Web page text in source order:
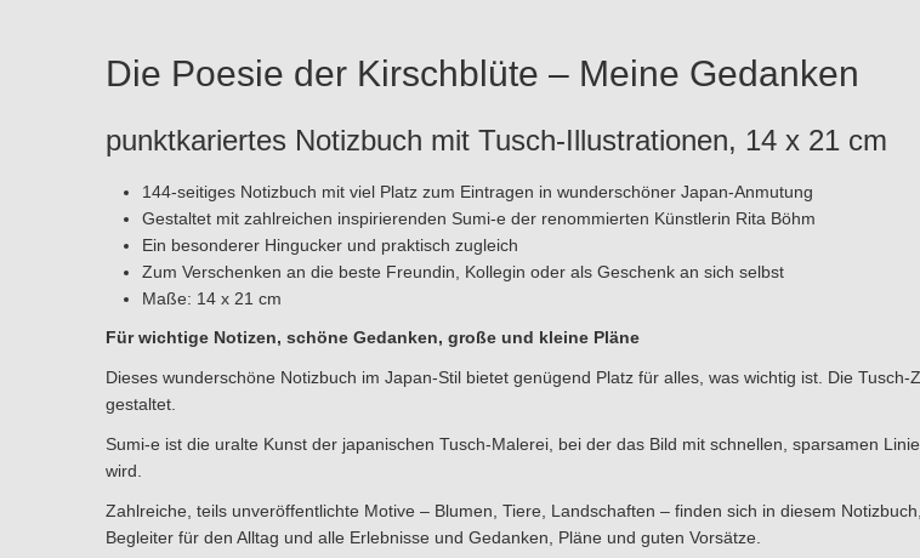
Die Poesie der Kirschblüte – Meine Gedanken
punktkariertes Notizbuch mit Tusch-Illustrationen, 14 x 21 cm
144-seitiges Notizbuch mit viel Platz zum Eintragen in wunderschöner Japan-Anmutung
Gestaltet mit zahlreichen inspirierenden Sumi-e der renommierten Künstlerin Rita Böhm
Ein besonderer Hingucker und praktisch zugleich
Zum Verschenken an die beste Freundin, Kollegin oder als Geschenk an sich selbst
Maße: 14 x 21 cm
Für wichtige Notizen, schöne Gedanken, große und kleine Pläne
Dieses wunderschöne Notizbuch im Japan-Stil bietet genügend Platz für alles, was wichtig ist. Die
gestaltet.
Sumi-e ist die uralte Kunst der japanischen Tusch-Malerei, bei der das Bild mit schnellen, sparsamen
wird.
Zahlreiche, teils unveröffentlichte Motive – Blumen, Tiere, Landschaften – finden sich in diesem
Begleiter für den Alltag und alle Erlebnisse und Gedanken, Pläne und guten Vorsätze.